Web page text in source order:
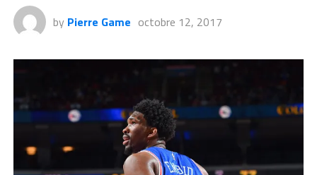
by Pierre Game octobre 12, 2017